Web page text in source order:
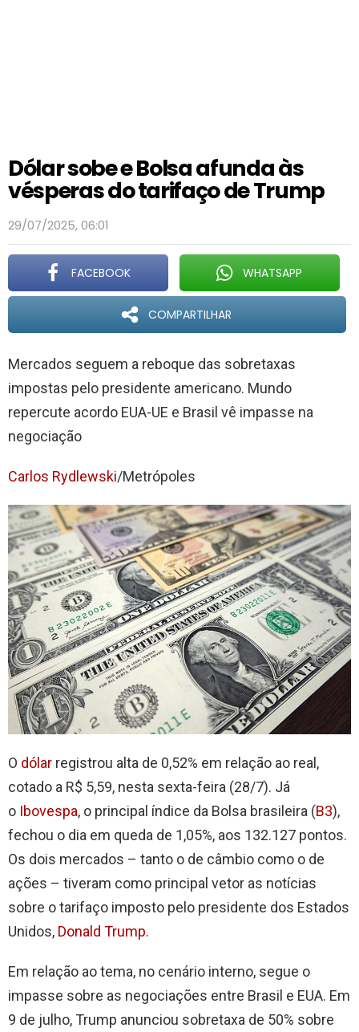
Dólar sobe e Bolsa afunda às
vésperas do tarifaço de Trump
29/07/2025, 06:01
FACEBOOK WHATSAPP
COMPARTILHAR
Mercados seguem a reboque das sobretaxas
impostas pelo presidente americano. Mundo
repercute acordo EUA-UE e Brasil vê impasse na
negociação
Carlos Rydlewski/Metrópoles
O dólar registrou alta de 0,52% em relação ao real,
cotado a R$ 5,59, nesta sexta-feira (28/7). Já
o Ibovespa, o principal índice da Bolsa brasileira (B3),
fechou o dia em queda de 1,05%, aos 132.127 pontos.
Os dois mercados – tanto o de câmbio como o de
ações – tiveram como principal vetor as notícias
sobre o tarifaço imposto pelo presidente dos Estados
Unidos, Donald Trump.
Em relação ao tema, no cenário interno, segue o
impasse sobre as negociações entre Brasil e EUA. Em
9 de julho, Trump anunciou sobretaxa de 50% sobre